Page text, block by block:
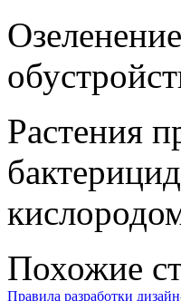
Растения
Похожие
Правила разработки